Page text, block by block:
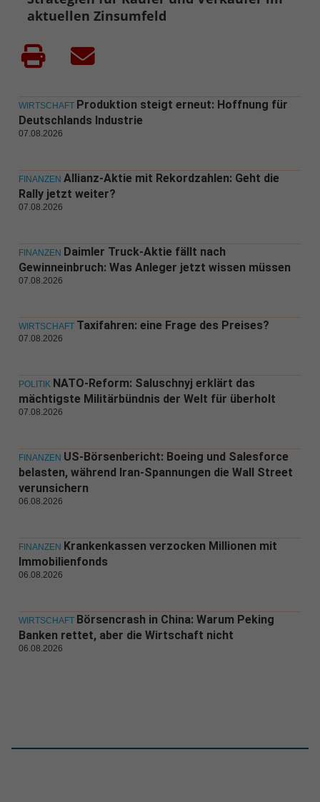
aktuellen Zinsumfeld
WIRTSCHAFT Produktion steigt erneut: Hoffnung für
Deutschlands Industrie
07.08.2026
FINANZEN Allianz-Aktie mit Rekordzahlen: Geht die
Rally jetzt weiter?
07.08.2026
FINANZEN Daimler Truck-Aktie fällt nach
Gewinneinbruch: Was Anleger jetzt wissen müssen
07.08.2026
WIRTSCHAFT Taxifahren: eine Frage des Preises?
07.08.2026
POLITIK NATO-Reform: Saluschnyj erklärt das
mächtigste Militärbündnis der Welt für überholt
07.08.2026
FINANZEN US-Börsenbericht: Boeing und Salesforce
belasten, während Iran-Spannungen die Wall Street
verunsichern
06.08.2026
FINANZEN Krankenkassen verzocken Millionen mit
Immobilienfonds
06.08.2026
WIRTSCHAFT Börsencrash in China: Warum Peking
Banken rettet, aber die Wirtschaft nicht
06.08.2026